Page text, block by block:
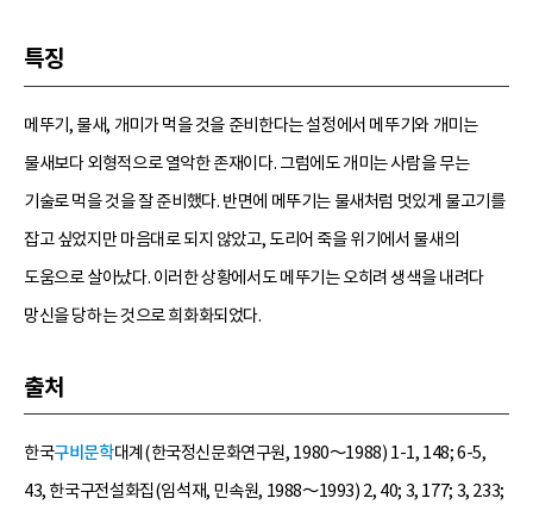
특징
메뚜기, 물새, 개미가 먹을 것을 준비한다는 설정에서 메뚜기와 개미는
물새보다 외형적으로 열악한 존재이다. 그럼에도 개미는 사람을 무는
기술로 먹을 것을 잘 준비했다. 반면에 메뚜기는 물새처럼 멋있게 물고기를
잡고 싶었지만 마음대로 되지 않았고, 도리어 죽을 위기에서 물새의
도움으로 살아났다. 이러한 상황에서도 메뚜기는 오히려 생색을 내려다
망신을 당하는 것으로 희화화되었다.
출처
한국구비문학대계(한국정신문화연구원, 1980～1988) 1-1, 148; 6-5,
43, 한국구전설화집(임석재, 민속원, 1988～1993) 2, 40; 3, 177; 3, 233;